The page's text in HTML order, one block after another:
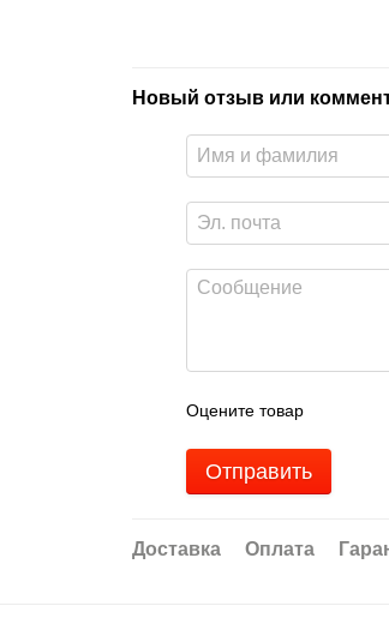
Новый отзыв или
Оцените товар
Отправить
Доставка Оплата